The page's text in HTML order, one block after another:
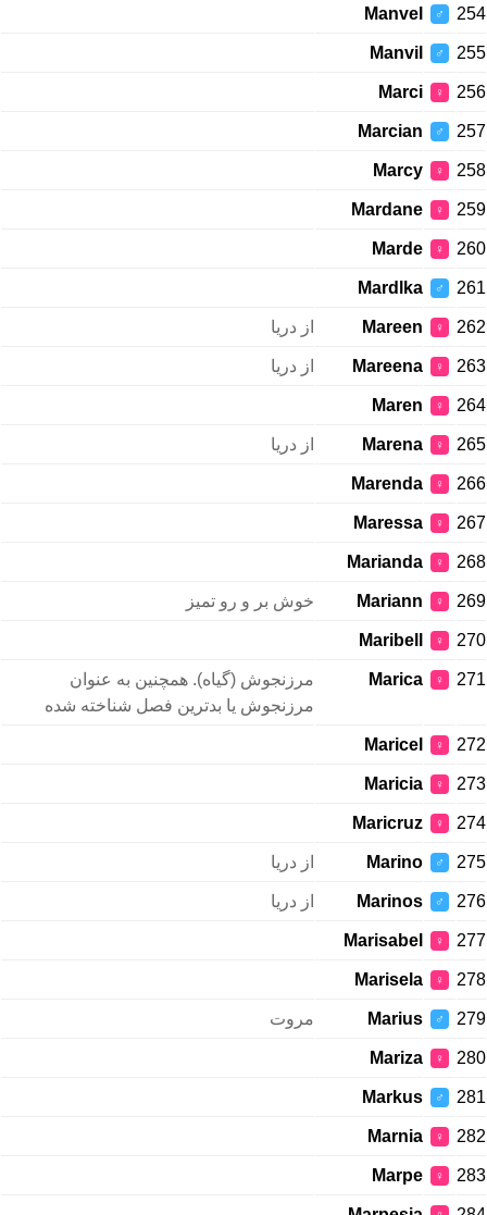
254
♂
Manvel
255
♂
Manvil
256
♀
Marci
257
♂
Marcian
258
♀
Marcy
259
♀
Mardane
260
♀
Marde
261
♂
Mardlka
262
♀
Mareen از دریا
263
♀
Mareena از دریا
264
♀
Maren
265
♀
Marena از دریا
266
♀
Marenda
267
♀
Maressa
268
♀
Marianda
269
♀
Mariann خوش بر و رو تمیز
270
♀
Maribell
271
♀
Marica
مرزنجوش (گیاه). همچنین به عنوان
مرزنجوش یا بدترین فصل شناخته شده
272
♀
Maricel
273
♀
Maricia
274
♀
Maricruz
275
♂
Marino از دریا
276
♂
Marinos از دریا
277
♀
Marisabel
278
♀
Marisela
279
♂
Marius مروت
280
♀
Mariza
281
♂
Markus
282
♀
Marnia
283
♀
Marpe